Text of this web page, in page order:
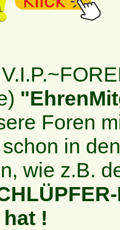
Foren
in
wie z.B.
!